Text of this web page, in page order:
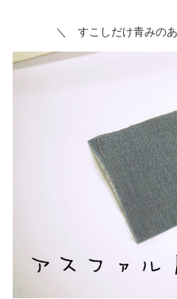
＼ すこしだけ青みの